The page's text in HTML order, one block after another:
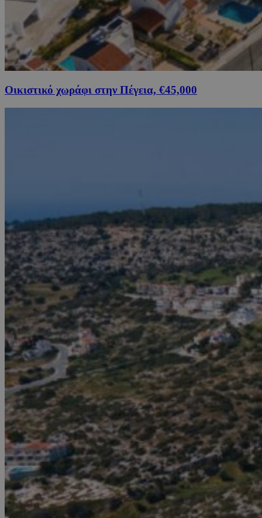
Οικιστικό χωράφι στην Πέγεια, €45,000